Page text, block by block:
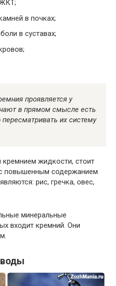
в почках;
в суставах;
проявляется у
в прямом смысле есть
их систему
жидкости, стоит
повышенным содержанием
рис, гречка, овес,
минеральные
входит кремний. Они